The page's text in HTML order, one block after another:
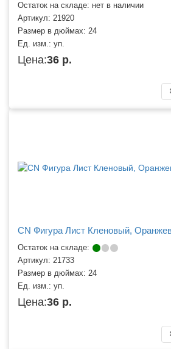
Остаток на складе: нет в наличии
Артикул: 21920
Размер в дюймах: 24
Ед. изм.: уп.
Цена:36 р.
CN Фигура Лист Кленовый,
Остаток на складе:
Артикул: 21733
Размер в дюймах: 24
Ед. изм.: уп.
Цена:36 р.